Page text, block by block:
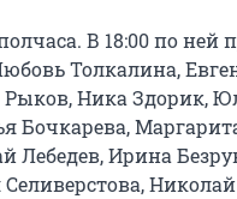
В 18:00 по ней
Толкалина,
Рыков, Ника Здорик,
Бочкарева,
Лебедев, Ирина
Николай